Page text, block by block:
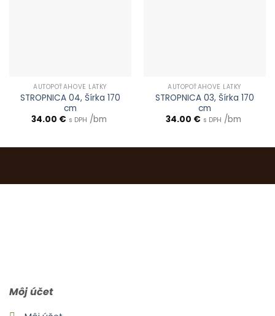
AUTOPOŤAHOVÉ LÁTKY
STROPNICA 04, Šírka 170
cm
34.00 € s DPH /bm
AUTOPOŤAHOVÉ LÁTKY
STROPNICA 03, Šírka 170
cm
34.00 € s DPH /bm
Môj účet